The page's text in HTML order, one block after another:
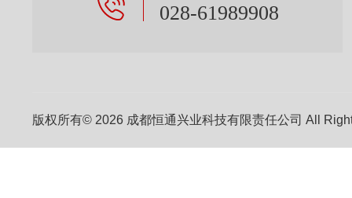
028-61989908
版权所有© 2026 成都恒通兴业科技有限责任公司 All